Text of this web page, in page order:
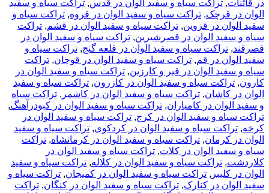
تراکت سیاه و سفید الوان در قدس ,تراکت سیاه و سفید
, تراکت سیاه و سفید الوان در قروه ,تراکت سیاه و
در قزوین, تراکت سیاه و سفید الوان در قشم ,تراکت
الوان در قصرشیرین,تراکت سیاه و سفید الوان در
سیاه و سفید الوان در قلعه گنج, تراکت سیاه و
در قم ,تراکت سیاه و سفید الوان در قوچان, تراکت
الوان در قیر و کارزین, تراکت سیاه و سفید الوان در
سیاه و سفید الوان در کازرون ,تراکت سیاه و سفید
, تراکت سیاه و سفید الوان در کاشمر,تراکت سیاه
در کامیاران, تراکت سیاه و سفید الوان در کبودرآهنگ ,
و سفید الوان در کرج, تراکت سیاه و سفید الوان در
سیاه و سفید الوان در کردکوی, تراکت سیاه و سفید
, تراکت سیاه و سفید الوان در کرمانشاه تراکت
الوان در کلات ,تراکت سیاه و سفید الوان در
تراکت سیاه و سفید الوان در کلاله ,تراکت سیاه و سفید
,تراکت سیاه و سفید الوان در کمیجان ,تراکت سیاه و
در کنارک, تراکت سیاه و سفید الوان در کنگان, تراکت